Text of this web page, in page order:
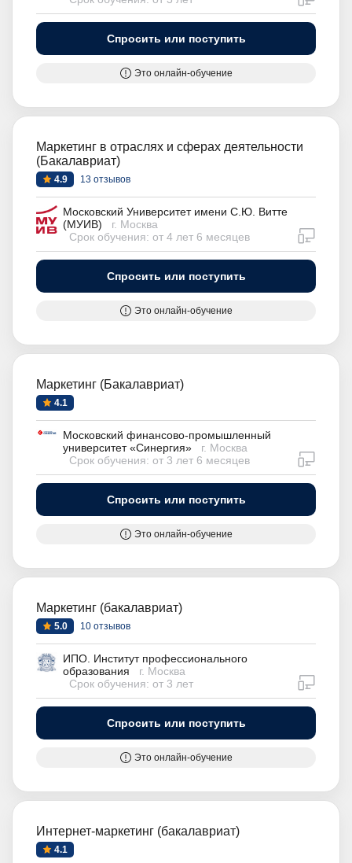
Спросить или поступить
Это онлайн-обучение
Маркетинг в отраслях и сферах деятельности
(Бакалавриат)
4.9 13 отзывов
Московский Университет имени С.Ю. Витте
(МУИВ)
г. Москва
Срок обучения: от 4 лет 6 месяцев
Спросить или поступить
Это онлайн-обучение
Маркетинг (Бакалавриат)
4.1
Московский финансово-промышленный
университет «Синергия»
г. Москва
Срок обучения: от 3 лет 6 месяцев
Спросить или поступить
Это онлайн-обучение
Маркетинг (бакалавриат)
5.0 10 отзывов
ИПО. Институт профессионального
образования
г. Москва
Срок обучения: от 3 лет
Спросить или поступить
Это онлайн-обучение
Интернет-маркетинг (бакалавриат)
4.1